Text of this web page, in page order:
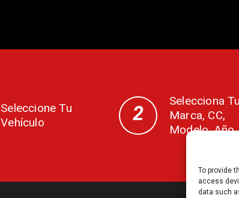
To provide
access
data such
Seleccione Tu
Vehículo
Selecciona Tu
Marca, CC,
Modelo, Año